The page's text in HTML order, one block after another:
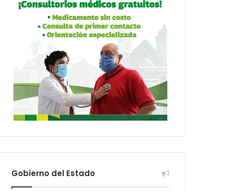
Gobierno del Estado